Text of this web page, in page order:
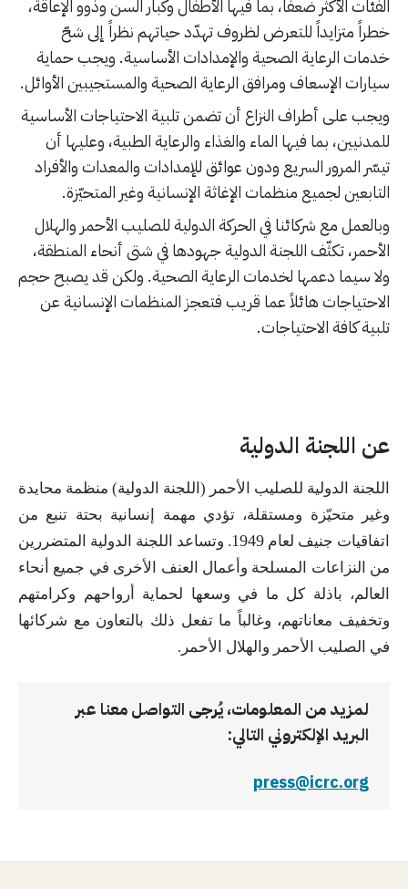
الفئات الأكثر ضعفاً، بما فيها الأطفال وكبار السن وذوو الإعاقة،
خطراً متزايداً للتعرض لظروف تهدّد حياتهم نظراً إلى شحّ
خدمات الرعاية الصحية والإمدادات الأساسية. ويجب حماية
سيارات الإسعاف ومرافق الرعاية الصحية والمستجيبين الأوائل.
ويجب على أطراف النزاع أن تضمن تلبية الاحتياجات الأساسية
للمدنيين، بما فيها الماء والغذاء والرعاية الطبية، وعليها أن
تيسّر المرور السريع ودون عوائق للإمدادات والمعدات والأفراد
التابعين لجميع منظمات الإغاثة الإنسانية وغير المتحيّزة.
وبالعمل مع شركائنا في الحركة الدولية للصليب الأحمر والهلال
الأحمر، تكثّف اللجنة الدولية جهودها في شتى أنحاء المنطقة،
ولا سيما دعمها لخدمات الرعاية الصحية. ولكن قد يصبح حجم
الاحتياجات هائلاً عما قريب فتعجز المنظمات الإنسانية عن
تلبية كافة الاحتياجات.
عن اللجنة الدولية
اللجنة الدولية للصليب الأحمر (اللجنة الدولية) منظمة محايدة
وغير متحيّزة ومستقلة، تؤدي مهمة إنسانية بحتة تنبع من
اتفاقيات جنيف لعام 1949
. وتساعد اللجنة الدولية المتضررين
من النزاعات المسلحة وأعمال العنف الأخرى في جميع أنحاء
العالم، باذلة كل ما في وسعها لحماية
أرواحهم وكرامتهم
وتخفيف معاناتهم، وغالباً ما تفعل ذلك بالتعاون مع شركائها
في الصليب الأحمر والهلال الأحمر.
لمزيد من المعلومات، يُرجى التواصل معنا عبر
البريد الإلكتروني التالي:
press@icrc.org